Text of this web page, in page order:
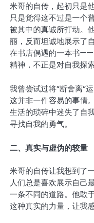
米哥的自传，起初只是
只是觉得这不过是一个
被其中的真诚所打动。
丽，反而坦诚地展示了
在书店偶遇的一本书——
精神，不正是对自我探
我曾尝试过将“断舍离”
这并非一件容易的事情
生活的琐碎中迷失了自
寻找自我的勇气。
二、真实与虚伪的较量
米哥的自传让我想到了
人们总是喜欢展示自己
一条不同的道路。他敢
这种真实的力量，让我